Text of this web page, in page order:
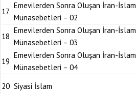
17
Emevilerden Sonra Oluşan İran-İslam
Münasebetleri – 02
18
Emevilerden Sonra Oluşan İran-İslam
Münasebetleri – 03
19
Emevilerden Sonra Oluşan İran-İslam
Münasebetleri – 04
20 Siyasi İslam